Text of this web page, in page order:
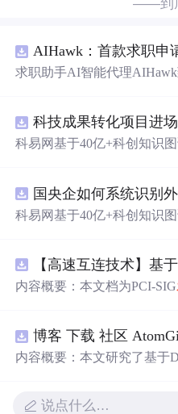
——到
AIHawk：首款求职申
求职助手AI智能代理
科易网基于40亿+科创知识
新领域的AI+数智化解决方
智能化发展。
科易网基于40亿+科创知识
新领域的AI+数智化解决方
智能化发展。
内容概要：本文档为PCI-SIG
规则对多路径拓扑和高性能
式，定义了一套新的TLP（
细说明了UIO
内容概要：本文研究了基于
及动态响应速度不足等问
说点什么…